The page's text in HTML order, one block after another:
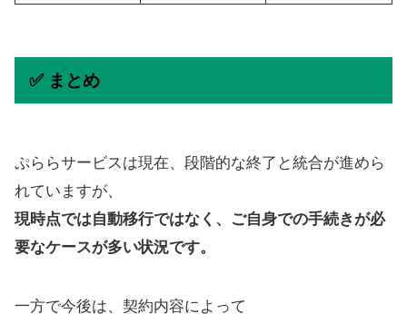
✅ まとめ
ぷららサービスは現在、段階的な終了と統合が進めら
れていますが、
現時点では自動移行ではなく、ご自身での手続きが必
要なケースが多い状況です。
一方で今後は、契約内容によって